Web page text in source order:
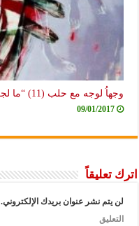
وجهاُ لوجه مع حلب (11) “ما لجرحٍ بميتٍ إيلام”
09/01/2017
اترك تعليقاً
لن يتم نشر عنوان بريدك الإلكتروني.
التعليق